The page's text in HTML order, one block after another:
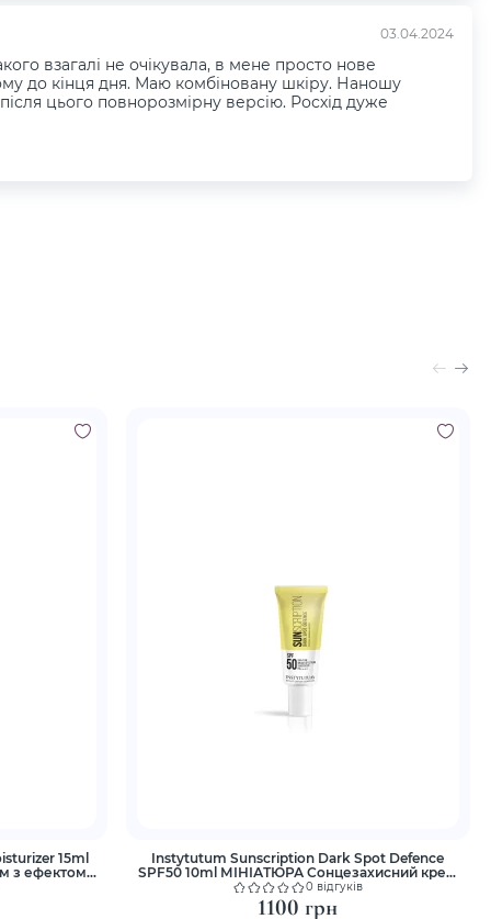
03.04.2024
взагалі не очікувала, в мене просто нове
до кінця дня. Маю комбіновану шкіру. Наношу
цього повнорозмірну версію. Росхід дуже
15ml
з ефектом
Instytutum Sunscription Dark Spot Defence
SPF50 10ml МІНІАТЮРА Сонцезахисний крем
з освітлюючим ефектом
0 відгуків
1100 грн